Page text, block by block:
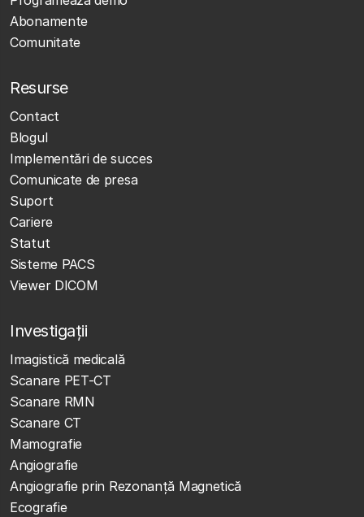
Abonamente
Comunitate
Resurse
Contact
Blogul
Implementări de succes
Comunicate de presa
Suport
Cariere
Statut
Sisteme PACS
Viewer DICOM
Investigații
Imagistică medicală
Scanare PET-CT
Scanare RMN
Scanare CT
Mamografie
Angiografie
Angiografie prin Rezonanță Magnetică
Ecografie